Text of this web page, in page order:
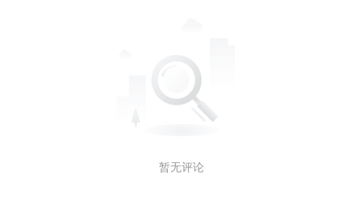
暂无评论